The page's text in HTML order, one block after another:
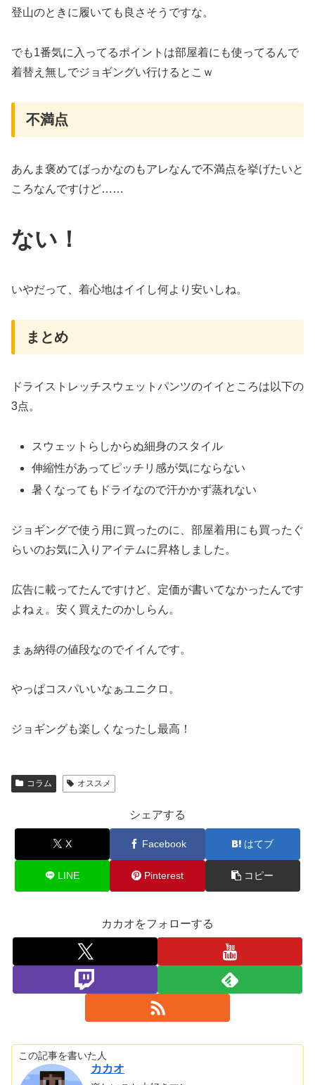
登山のときに履いても良さそうですな。
でも1番気に入ってるポイントは部屋着にも使ってるんで
着替え無しでジョギングい行けるとこｗ
不満点
あんま褒めてばっかなのもアレなんで不満点を挙げたいと
ころなんですけど……
ない！
いやだって、着心地はイイし何より安いしね。
まとめ
ドライストレッチスウェットパンツのイイところは以下の
3点。
スウェットらしからぬ細身のスタイル
伸縮性があってピッチリ感が気にならない
暑くなってもドライなので汗かかず蒸れない
ジョギングで使う用に買ったのに、部屋着用にも買ったぐ
らいのお気に入りアイテムに昇格しました。
広告に載ってたんですけど、定価が書いてなかったんです
よねぇ。安く買えたのかしらん。
まぁ納得の値段なのでイイんです。
やっぱコスパいいなぁユニクロ。
ジョギングも楽しくなったし最高！
コラム オススメ
シェアする
X Facebook はてブ
LINE Pinterest コピー
カカオをフォローする
この記事を書いた人
カカオ